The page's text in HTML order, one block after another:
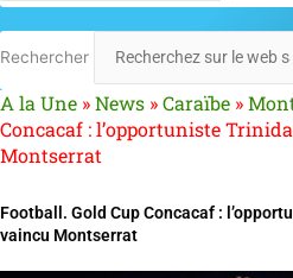
Rechercher
A la Une »News »Caraïbe »
Concacaf : l’opportuniste
Montserrat
Football. Gold Cup Concacaf :
vaincu Montserrat